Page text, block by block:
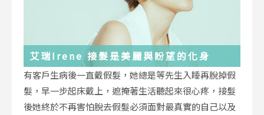
艾瑞Irene 接髮是美麗與盼望的化身
有客戶生病後一直戴假髮，她總是等先生入睡再脫掉假
髮，早一步起床戴上，遮掩著生活聽起來很心疼，接髮
後她終於不再害怕脫去假髮必須面對最真實的自己以及